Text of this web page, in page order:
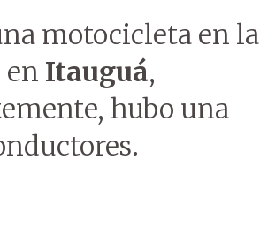
motocicleta en la
Itauguá,
hubo una